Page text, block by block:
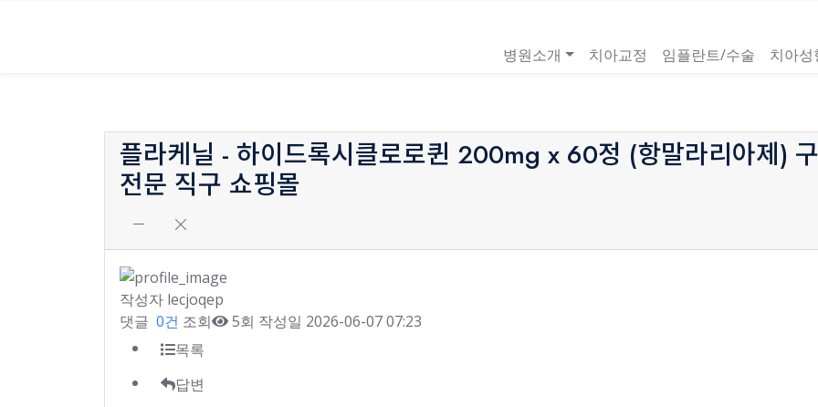
병원소개 치아교정 임플란트/수술 치아성
플라케닐 - 하이드록시클로로퀸 200mg x 60정 (항말라리아제)
전문 직구 쇼핑몰
작성자 lecjoqep
댓글 0건 조회 5회 작성일 2026-06-07 07:23
목록
답변